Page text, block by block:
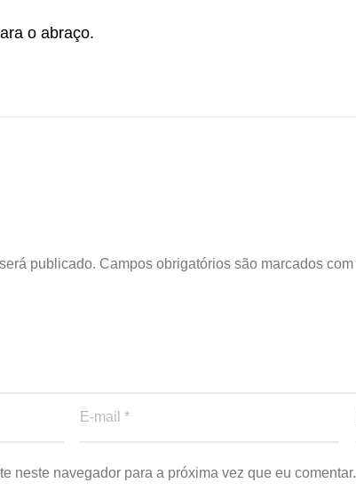
o abraço.
publicado. Campos obrigatórios são marcados com
neste navegador para a próxima vez que eu comentar.